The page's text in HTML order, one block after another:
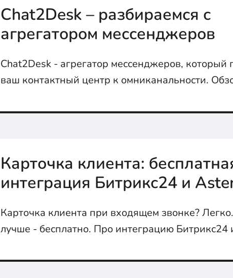
Chat2Desk – разбираемся с
агрегатором мессенджеров
Chat2Desk - агрегатор мессенджеров, который
ваш контактный центр к омниканальности.
Карточка клиента:
интеграция Битрикс24 и
Карточка клиента при входящем звонке?
лучше - бесплатно. Про интеграцию Битрикс24